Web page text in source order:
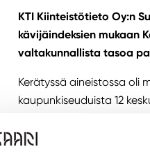
KTI Kiinteistötieto Oy:n
kävijäindeksien mukaan
valtakunnallista tasoa
Kerätyssä aineistossa oli
kaupunkiseuduista 12
keskimäärin 1,7